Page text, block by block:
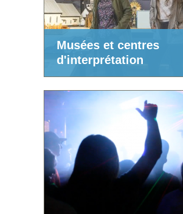
Musées et centres
d'interprétation